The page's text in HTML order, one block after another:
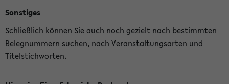
Sonstiges
Schließlich können Sie auch noch gezielt nach bestimmten
Belegnummern suchen, nach Veranstaltungsarten und
Titelstichworten.